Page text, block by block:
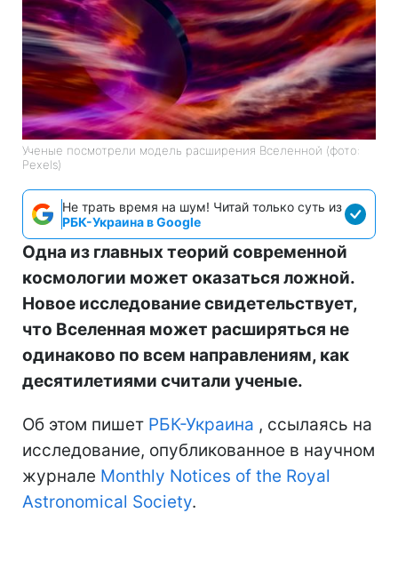
Ученые посмотрели модель расширения Вселенной (фото:
Pexels)
Не трать время на шум! Читай только суть из
РБК-Украина в Google
Одна из главных теорий современной
космологии может оказаться ложной.
Новое исследование свидетельствует,
что Вселенная может расширяться не
одинаково по всем направлениям, как
десятилетиями считали ученые.
Об этом пишет РБК-Украина , ссылаясь на
исследование, опубликованное в научном
журнале Monthly Notices of the Royal
Astronomical Society.